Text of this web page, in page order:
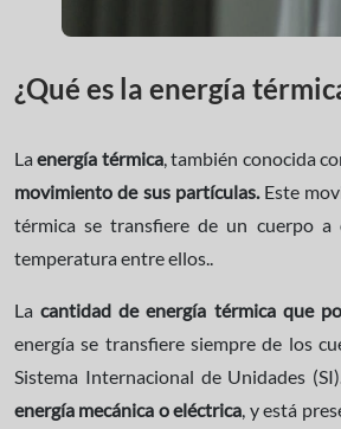
¿Qué es la energía
Laenergía térmica, también conocida
movimiento de sus partículas.Este
térmica se transfiere de un cuerpo
temperatura entre ellos..
Lacantidad de energía térmica que
energía se transfiere siempre de los
Sistema Internacional de Unidades
energía mecánica o eléctrica , y está